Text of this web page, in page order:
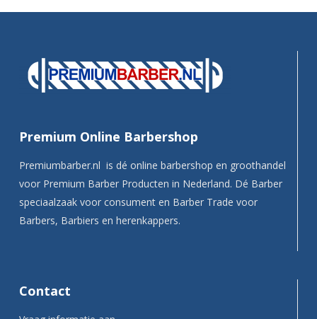
Premium Online Barbershop
Premiumbarber.nl is dé online barbershop en groothandel
voor Premium Barber Producten in Nederland. Dé Barber
speciaalzaak voor consument en Barber Trade voor
Barbers, Barbiers en herenkappers.
Contact